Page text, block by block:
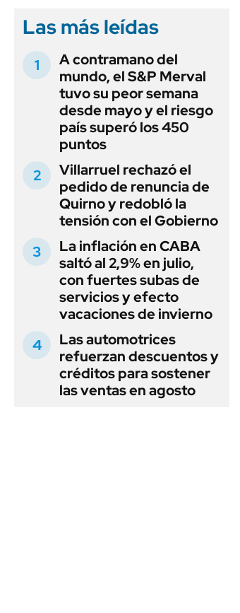
Las más leídas
A contramano del
mundo, el S&P Merval
tuvo su peor semana
desde mayo y el riesgo
país superó los 450
puntos
Villarruel rechazó el
pedido de renuncia de
Quirno y redobló la
tensión con el Gobierno
La inflación en CABA
saltó al 2,9% en julio,
con fuertes subas de
servicios y efecto
vacaciones de invierno
Las automotrices
refuerzan descuentos y
créditos para sostener
las ventas en agosto